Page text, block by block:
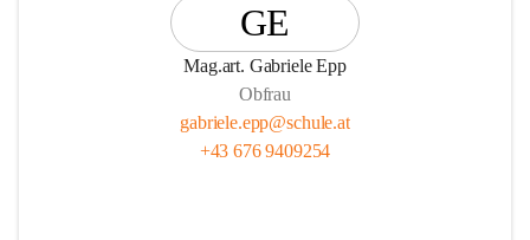
GE
Mag.art. Gabriele Epp
Obfrau
gabriele.epp@schule.at
+43 676 9409254